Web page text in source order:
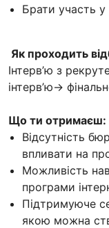
Брати участь у
Як проходить
Інтерв’ю з
інтерв’ю->
Що ти отримаєш:
Відсутність
впливати на
Можливість
програми
Підтримуюче
якою можна